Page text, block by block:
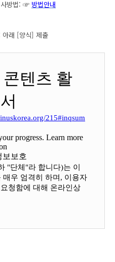
방법: ☞ 방법안내
아래 [양식] 제출